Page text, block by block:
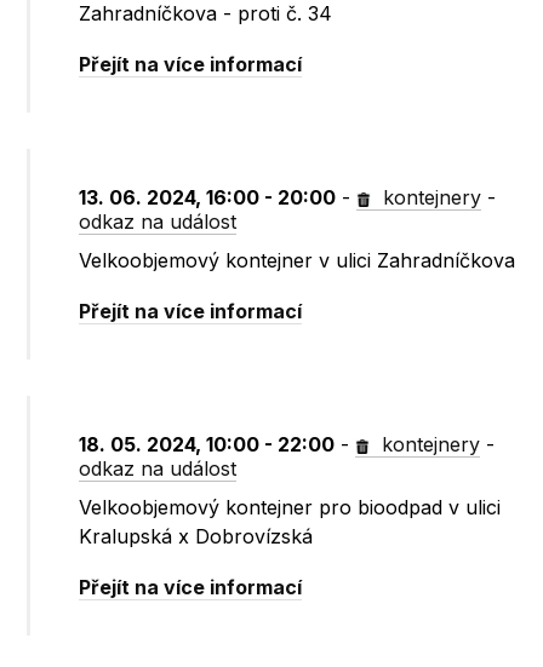
Zahradníčkova - proti č. 34
Přejít na více informací
13. 06. 2024, 16:00 - 20:00 - kontejnery -
odkaz na událost
Velkoobjemový kontejner v ulici Zahradníčkova
Přejít na více informací
18. 05. 2024, 10:00 - 22:00 - kontejnery -
odkaz na událost
Velkoobjemový kontejner pro bioodpad v ulici
Kralupská x Dobrovízská
Přejít na více informací